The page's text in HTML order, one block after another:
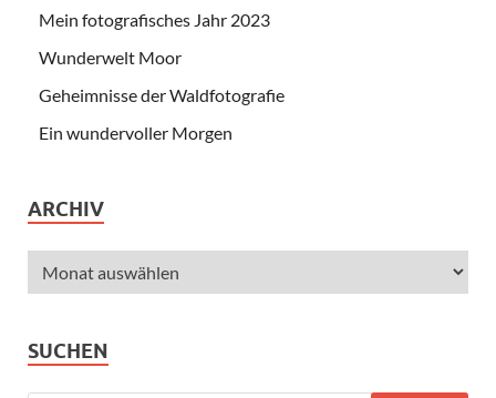
Mein fotografisches Jahr 2023
Wunderwelt Moor
Geheimnisse der Waldfotografie
Ein wundervoller Morgen
ARCHIV
SUCHEN